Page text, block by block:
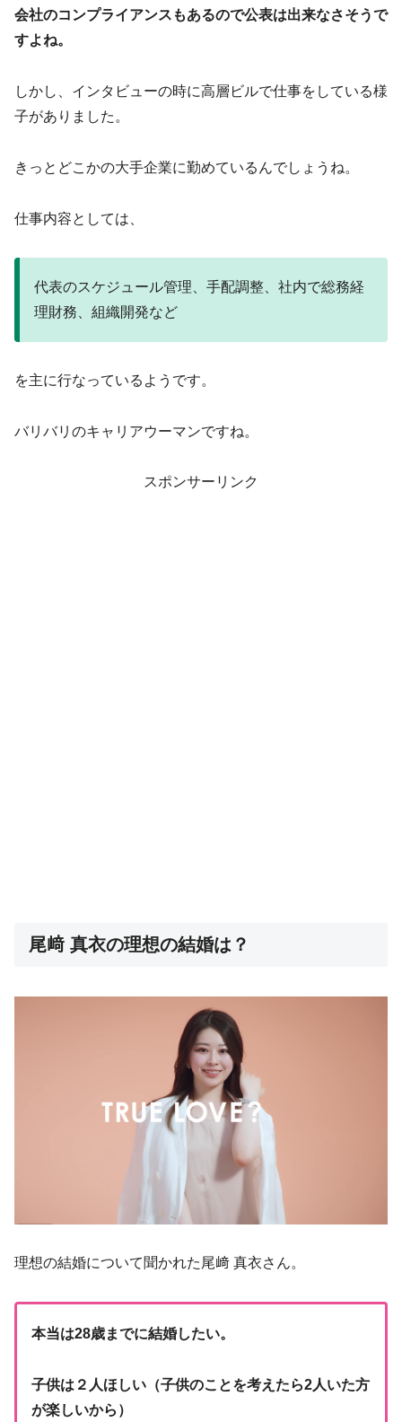
会社のコンプライアンスもあるので公表は出来なさそうで
すよね。
しかし、インタビューの時に高層ビルで仕事をしている様
子がありました。
きっとどこかの大手企業に勤めているんでしょうね。
仕事内容としては、
代表のスケジュール管理、手配調整、社内で総務経
理財務、組織開発など
を主に行なっているようです。
バリバリのキャリアウーマンですね。
スポンサーリンク
尾﨑 真衣の理想の結婚は？
理想の結婚について聞かれた尾﨑 真衣さん。
本当は28歳までに結婚したい。
子供は２人ほしい（子供のことを考えたら2人いた方
が楽しいから）